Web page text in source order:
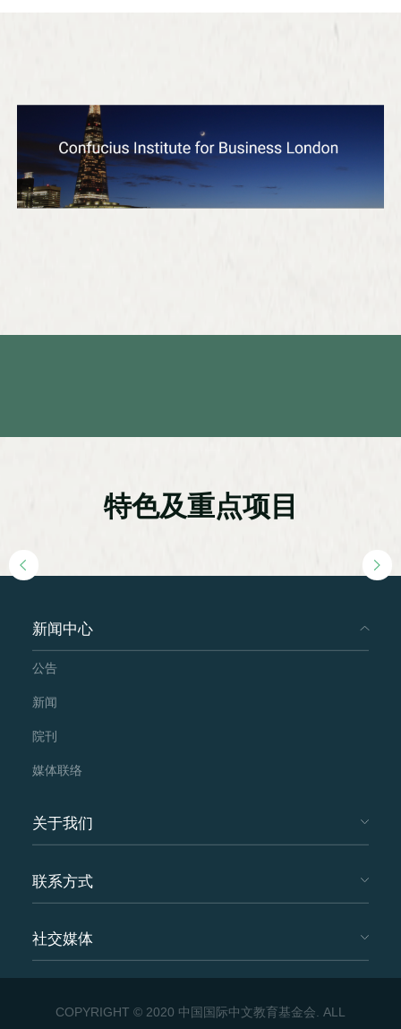
特色及重点项目
新闻中心
公告
新闻
院刊
媒体联络
关于我们
联系方式
社交媒体
COPYRIGHT © 2020 中国国际中文教育基金会. ALL